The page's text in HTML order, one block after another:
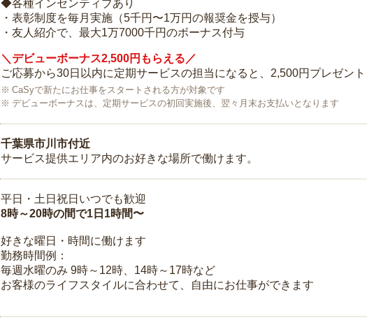
◆各種インセンティブあり
・表彰制度を毎月実施（5千円〜1万円の報奨金を授与）
・友人紹介で、最大1万7000千円のボーナス付与
＼デビューボーナス2,500円もらえる／
ご応募から30日以内に定期サービスの担当になると、2,500円プレゼント
CaSyで新たにお仕事をスタートされる方が対象です
デビューボーナスは、定期サービスの初回実施後、翌々月末お支払いとなります
千葉県市川市付近
サービス提供エリア内のお好きな場所で働けます。
平日・土日祝日いつでも歓迎
8時～20時の間で1日1時間〜
好きな曜日・時間に働けます
勤務時間例：
毎週水曜のみ 9時～12時、14時～17時など
お客様のライフスタイルに合わせて、自由にお仕事ができます